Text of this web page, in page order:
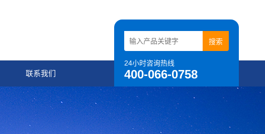
24小时咨询热线
400-066-0758
联系我们